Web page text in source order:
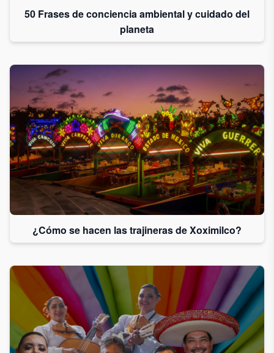
50 Frases de conciencia ambiental y cuidado del
planeta
¿Cómo se hacen las trajineras de Xoximilco?
a esta lista